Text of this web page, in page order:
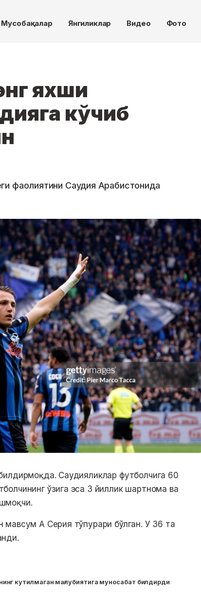
Мусобақалар Янгиликлар Видео Фото
яхши
кўчиб
фаолиятини Саудия Арабистонида
Саудияликлар футболчига 60
ўзига эса 3 йиллик шартнома ва
А Серия тўпурари бўлган. У 36 та
кутилмаган мағлубиятига муносабат билдирди